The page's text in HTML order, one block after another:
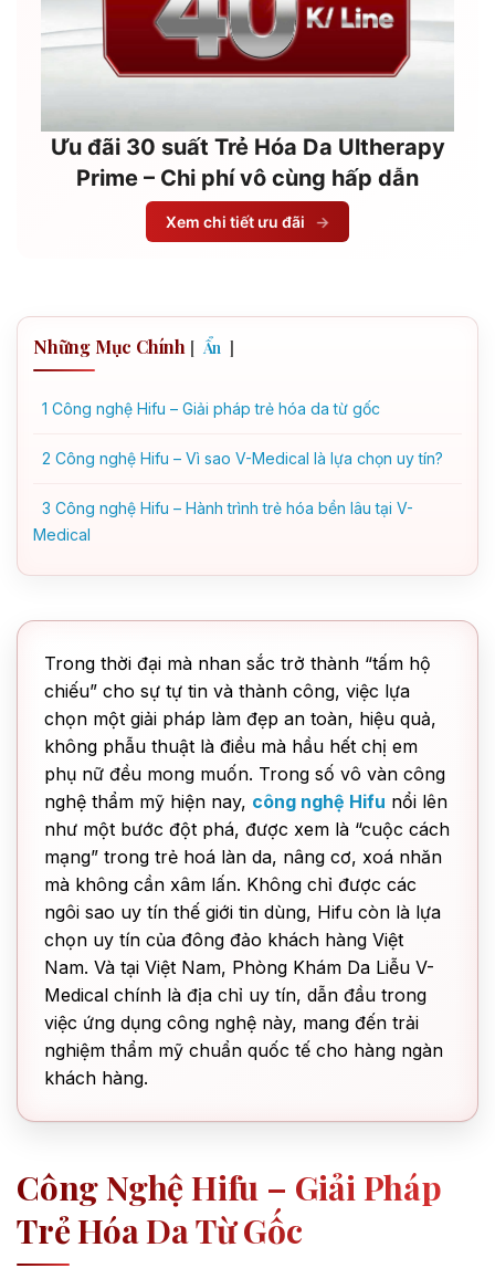
Ưu đãi 30 suất Trẻ Hóa Da Ultherapy
Prime – Chi phí vô cùng hấp dẫn
Xem chi tiết ưu đãi →
Những Mục Chính [ Ẩn ]
1 Công nghệ Hifu – Giải pháp trẻ hóa da từ gốc
2 Công nghệ Hifu – Vì sao V-Medical là lựa chọn uy tín?
3 Công nghệ Hifu – Hành trình trẻ hóa bền lâu tại V-
Medical
Trong thời đại mà nhan sắc trở thành “tấm hộ
chiếu” cho sự tự tin và thành công, việc lựa
chọn một giải pháp làm đẹp an toàn, hiệu quả,
không phẫu thuật là điều mà hầu hết chị em
phụ nữ đều mong muốn. Trong số vô vàn công
nghệ thẩm mỹ hiện nay, công nghệ Hifu nổi lên
như một bước đột phá, được xem là “cuộc cách
mạng” trong trẻ hoá làn da, nâng cơ, xoá nhăn
mà không cần xâm lấn. Không chỉ được các
ngôi sao uy tín thế giới tin dùng, Hifu còn là lựa
chọn uy tín của đông đảo khách hàng Việt
Nam. Và tại Việt Nam, Phòng Khám Da Liễu V-
Medical chính là địa chỉ uy tín, dẫn đầu trong
việc ứng dụng công nghệ này, mang đến trải
nghiệm thẩm mỹ chuẩn quốc tế cho hàng ngàn
khách hàng.
Công Nghệ Hifu – Giải Pháp
Trẻ Hóa Da Từ Gốc